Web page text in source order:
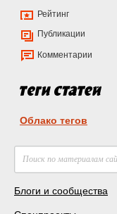
Рейтинг
Публикации
Комментарии
Облако тегов
Блоги и сообщества